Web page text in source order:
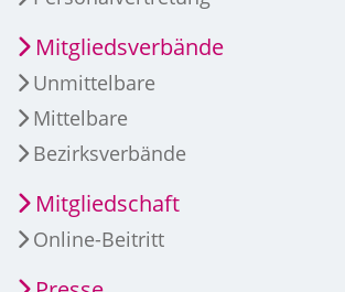
Mitgliedsverbände
Unmittelbare
Mittelbare
Bezirksverbände
Mitgliedschaft
Online-Beitritt